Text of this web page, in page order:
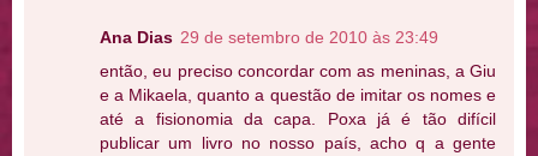
Ana Dias 29 de setembro de 2010 às 23:49
então, eu preciso concordar com as meninas, a Giu
e a Mikaela, quanto a questão de imitar os nomes e
até a fisionomia da capa. Poxa já é tão difícil
publicar um livro no nosso país, acho q a gente